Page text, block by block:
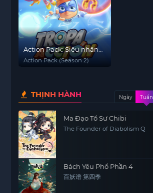
Action Pack: Siêu nhân
nhí hành động (Phần 2)
Action Pack (Season 2)
THỊNH HÀNH Ngày Tuần
Ma Đạo Tổ Sư Chibi
The Founder of Diabolism Q
Bách Yêu Phổ Phần 4
百妖谱 第四季